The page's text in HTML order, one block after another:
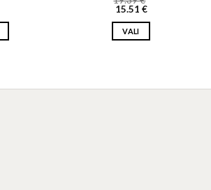
15.51 €
VALI
multiple